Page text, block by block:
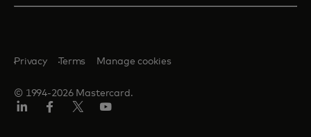
© 1994-2026 Mastercard.
Privacy Terms Manage cookies